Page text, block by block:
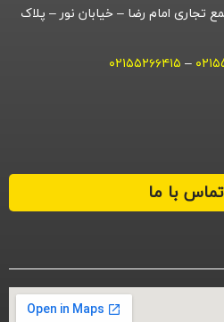
تجاری امام رضا – خیابان نور – پلاک
– ۰۲۱۵۵۲۶۶۴۱۵
با ما